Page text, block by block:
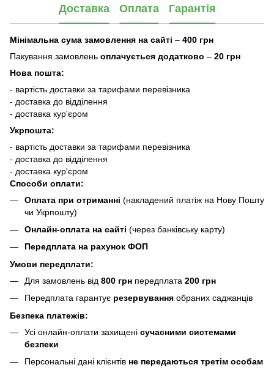
Доставка Оплата Гарантія
Мінімальна сума замовлення на сайті – 400 грн
Пакування замовлень оплачується додатково – 20 грн
Нова пошта:
- вартість доставки за тарифами перевізника
- доставка до відділення
- доставка кур'єром
Укрпошта:
- вартість доставки за тарифами перевізника
- доставка до відділення
- доставка кур'єром
Способи оплати:
Оплата при отриманні (накладений платіж на Нову Пошту
чи Укрпошту)
Онлайн-оплата на сайті (через банківську карту)
Передплата на рахунок ФОП
Умови передплати:
Для замовлень від 800 грн передплата 200 грн
Передплата гарантує резервування обраних саджанців
Безпека платежів:
Усі онлайн-оплати захищені сучасними системами
безпеки
Персональні дані клієнтів не передаються третім особам